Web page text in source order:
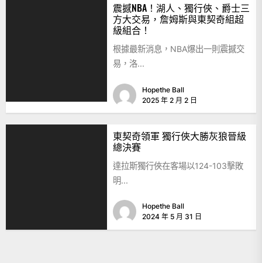
震撼NBA！湖人、獨行俠、爵士三
方大交易，詹姆斯與東契奇組超
級組合！
根據最新消息，NBA爆出一則震撼交
易，洛...
Hopethe Ball
2025 年 2 月 2 日
東契奇領軍 獨行俠大勝灰狼晉級
總決賽
達拉斯獨行俠在客場以124-103擊敗
明...
Hopethe Ball
2024 年 5 月 31 日